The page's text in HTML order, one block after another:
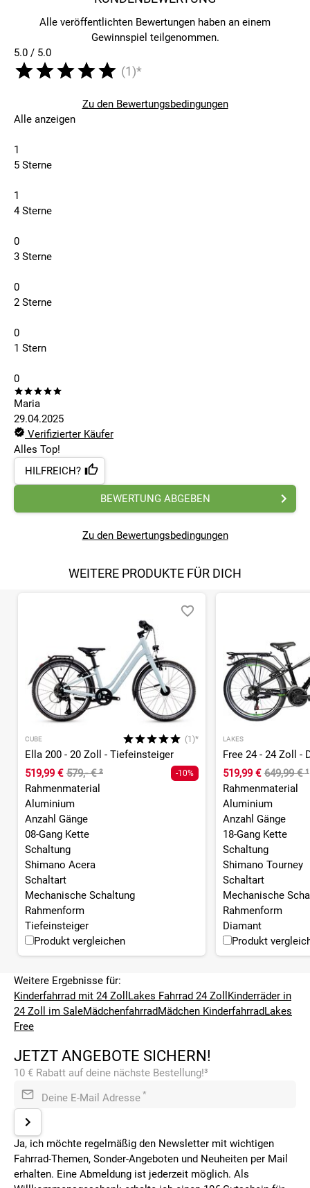
Alle veröffentlichten Bewertungen haben an einem
Gewinnspiel teilgenommen.
5.0 / 5.0
(1)*
Zu den Bewertungsbedingungen
Alle anzeigen
1
5 Sterne
1
4 Sterne
0
3 Sterne
0
2 Sterne
0
1 Stern
0
Maria
29.04.2025
Verifizierter Käufer
Alles Top!
HILFREICH?
BEWERTUNG ABGEBEN
Zu den Bewertungsbedingungen
WEITERE PRODUKTE FÜR DICH
CUBE (1)*
Ella 200 - 20 Zoll - Tiefeinsteiger
519,99 € 579,- €² -10%
Rahmenmaterial
Aluminium
Anzahl Gänge
08-Gang Kette
Schaltung
Shimano Acera
Schaltart
Mechanische Schaltung
Rahmenform
Tiefeinsteiger
Produkt vergleichen
LAKES
Free 24 - 24 Zoll -
519,99 € 649,99 €¹
Rahmenmaterial
Aluminium
Anzahl Gänge
18-Gang Kette
Schaltung
Shimano Tourney
Schaltart
Mechanische
Rahmenform
Diamant
Produkt
Weitere Ergebnisse für:
Kinderfahrrad mit 24 Zoll Lakes Fahrrad 24 Zoll Kinderräder in
24 Zoll im SaleMädchenfahrradMädchen KinderfahrradLakes
Free
JETZT ANGEBOTE SICHERN!
10 € Rabatt auf deine nächste Bestellung!³
Deine E-Mail Adresse *
Ja, ich möchte regelmäßig den Newsletter mit wichtigen
Fahrrad-Themen, Sonder-Angeboten und Neuheiten per Mail
erhalten. Eine Abmeldung ist jederzeit möglich. Als